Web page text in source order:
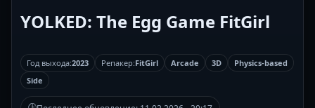
YOLKED: The Egg Game FitGirl
Год выхода:2023 Репакер:FitGirl Arcade 3D
Physics-based
Side